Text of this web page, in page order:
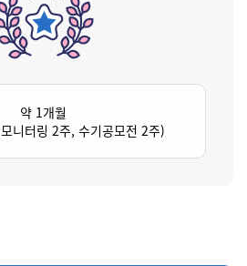
약 1개월
니터링 2주, 수기공모전 2주)